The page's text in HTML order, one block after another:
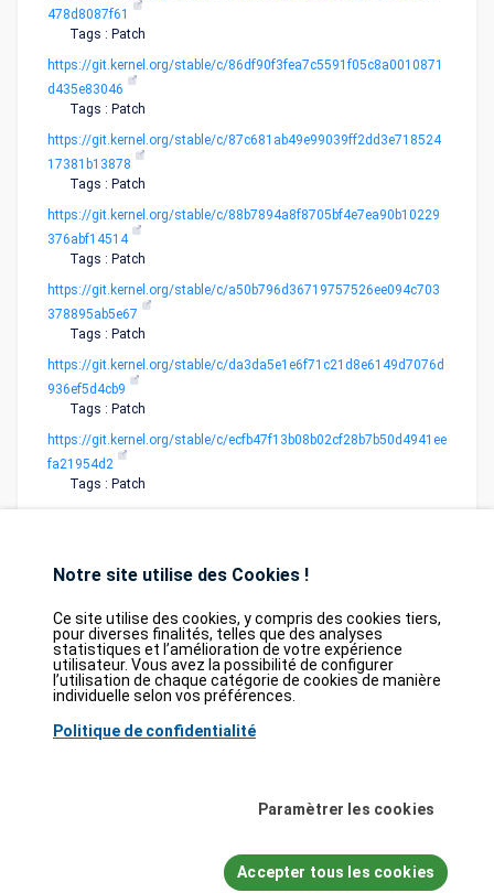
478d8087f61
Tags : Patch
https://git.kernel.org/stable/c/86df90f3fea7c5591f05c8a0010871
d435e83046
Tags : Patch
https://git.kernel.org/stable/c/87c681ab49e99039ff2dd3e718524
17381b13878
Tags : Patch
https://git.kernel.org/stable/c/88b7894a8f8705bf4e7ea90b10229
376abf14514
Tags : Patch
https://git.kernel.org/stable/c/a50b796d36719757526ee094c703
378895ab5e67
Tags : Patch
https://git.kernel.org/stable/c/da3da5e1e6f71c21d8e6149d7076d
936ef5d4cb9
Tags : Patch
https://git.kernel.org/stable/c/ecfb47f13b08b02cf28b7b50d4941ee
fa21954d2
Tags : Patch
tesweb SA
Database
Partners
GDPR Contact Purchase
des vulnérabilités activement exploitées (KEV) provient de laCybersecurity
. Enfin, les données relatives aux faiblesses logicielles
(CWE) et aux schémas d'attaque courants (CAPEC) sont maintenues par
Notre site utilise des Cookies !
Ce site utilise des cookies, y compris des cookies tiers,
pour diverses finalités, telles que des analyses
statistiques et l’amélioration de votre expérience
utilisateur. Vous avez la possibilité de configurer
l’utilisation de chaque catégorie de cookies de manière
individuelle selon vos préférences.
Politique de confidentialité
Paramètrer les cookies
Accepter tous les cookies